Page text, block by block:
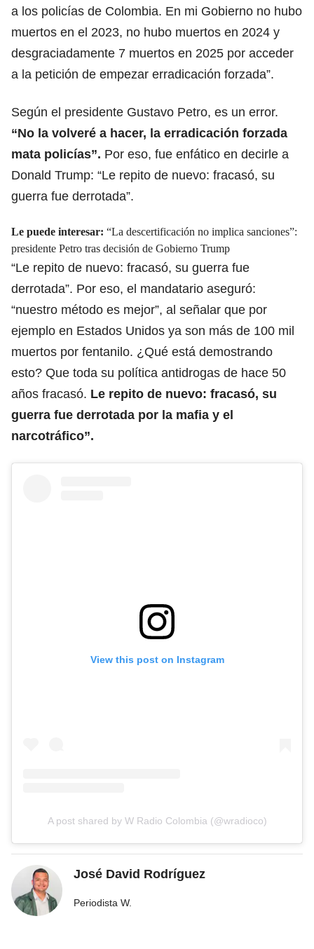
a los policías de Colombia. En mi Gobierno no hubo
muertos en el 2023, no hubo muertos en 2024 y
desgraciadamente 7 muertos en 2025 por acceder
a la petición de empezar erradicación forzada”.
Según el presidente Gustavo Petro, es un error.
“No la volveré a hacer, la erradicación forzada
mata policías”. Por eso, fue enfático en decirle a
Donald Trump: “Le repito de nuevo: fracasó, su
guerra fue derrotada”.
Le puede interesar: “La descertificación no implica sanciones”:
presidente Petro tras decisión de Gobierno Trump
“Le repito de nuevo: fracasó, su guerra fue
derrotada”. Por eso, el mandatario aseguró:
“nuestro método es mejor”, al señalar que por
ejemplo en Estados Unidos ya son más de 100 mil
muertos por fentanilo. ¿Qué está demostrando
esto? Que toda su política antidrogas de hace 50
años fracasó. Le repito de nuevo: fracasó, su
guerra fue derrotada por la mafia y el
narcotráfico”.
View this post on Instagram
A post shared by W Radio Colombia (@wradioco)
José David Rodríguez
Periodista W.